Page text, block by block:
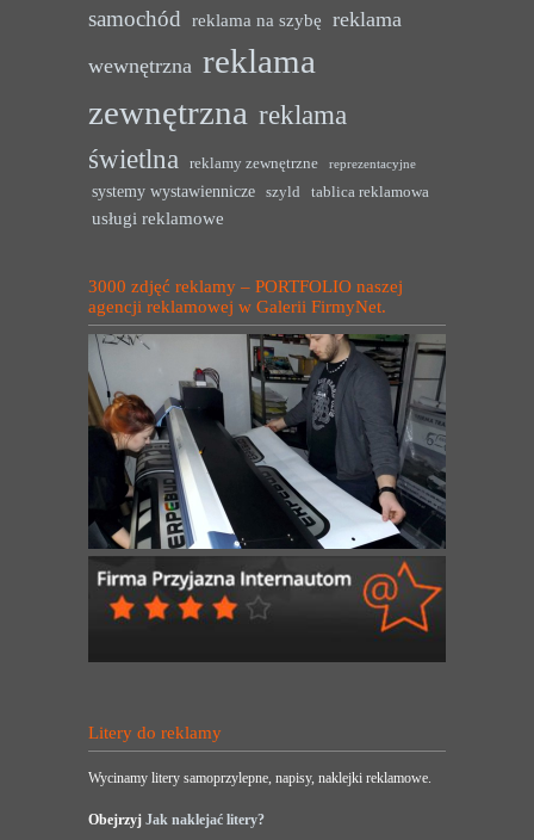
samochód reklama na szybę reklama
wewnętrzna reklama
zewnętrzna reklama
świetlna
reklamy zewnętrzne reprezentacyjne
systemy wystawiennicze szyld tablica reklamowa
usługi reklamowe
3000 zdjęć reklamy – PORTFOLIO naszej
agencji reklamowej w Galerii FirmyNet.
Litery do reklamy
Wycinamy litery samoprzylepne, napisy, naklejki reklamowe.
Obejrzyj Jak naklejać litery?